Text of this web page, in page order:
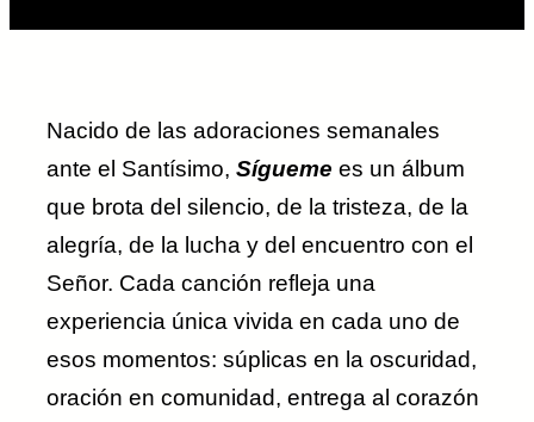
Nacido de las adoraciones semanales
ante el Santísimo, Sígueme es un álbum
que brota del silencio, de la tristeza, de la
alegría, de la lucha y del encuentro con el
Señor. Cada canción refleja una
experiencia única vivida en cada uno de
esos momentos: súplicas en la oscuridad,
oración en comunidad, entrega al corazón